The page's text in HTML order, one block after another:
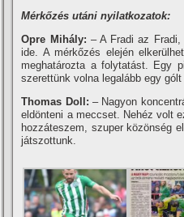
Mérkőzés utáni nyilatkozatok:
Opre Mihály: – A Fradi az
ide. A mérkőzés elején
meghatározta a folytatást. Egy
szerettünk volna legalább egy
Thomas Doll: – Nagyon
eldönteni a meccset. Nehéz volt
hozzáteszem, szuper közönség
játszottunk.